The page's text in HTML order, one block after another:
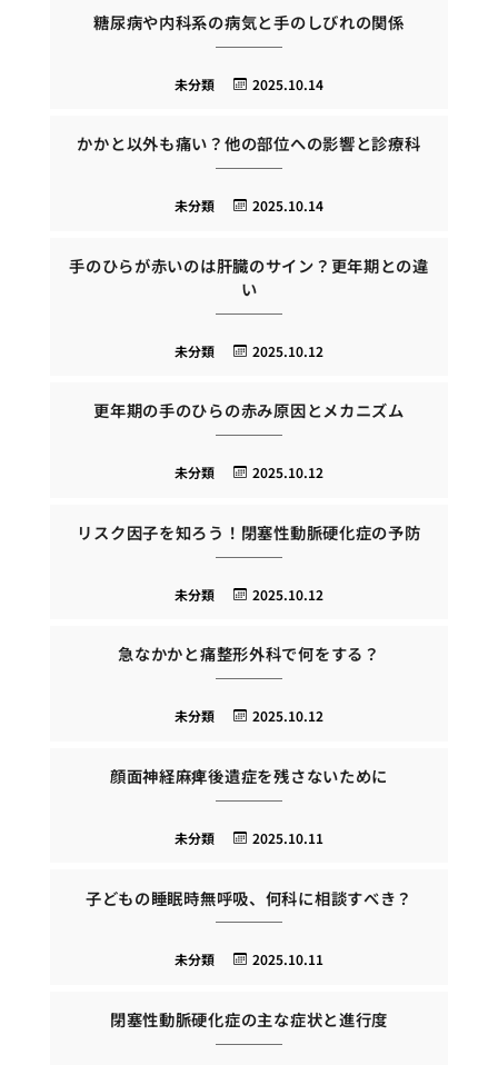
糖尿病や内科系の病気と手のしびれの関係
2025.10.14
未分類
かかと以外も痛い？他の部位への影響と診療科
2025.10.14
未分類
手のひらが赤いのは肝臓のサイン？更年期との違
い
2025.10.12
未分類
更年期の手のひらの赤み原因とメカニズム
2025.10.12
未分類
リスク因子を知ろう！閉塞性動脈硬化症の予防
2025.10.12
未分類
急なかかと痛整形外科で何をする？
2025.10.12
未分類
顔面神経麻痺後遺症を残さないために
2025.10.11
未分類
子どもの睡眠時無呼吸、何科に相談すべき？
2025.10.11
未分類
閉塞性動脈硬化症の主な症状と進行度